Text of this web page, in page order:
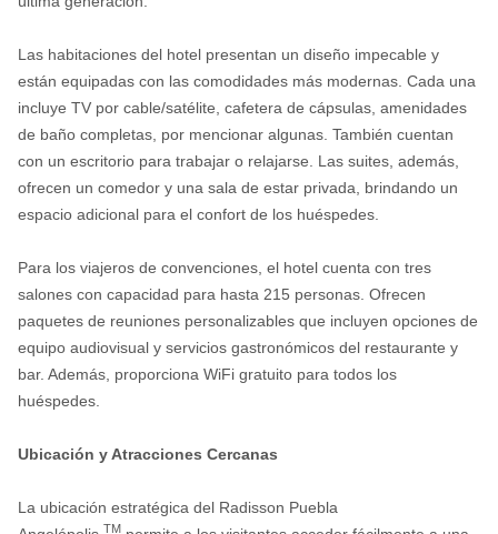
Las habitaciones del hotel presentan un diseño impecable y
están equipadas con las comodidades más modernas. Cada una
incluye TV por cable/satélite, cafetera de cápsulas, amenidades
de baño completas, por mencionar algunas. También cuentan
con un escritorio para trabajar o relajarse. Las suites, además,
ofrecen un comedor y una sala de estar privada, brindando un
espacio adicional para el confort de los huéspedes.
Para los viajeros de convenciones, el hotel cuenta con tres
salones con capacidad para hasta 215 personas. Ofrecen
paquetes de reuniones personalizables que incluyen opciones de
equipo audiovisual y servicios gastronómicos del restaurante y
bar. Además, proporciona WiFi gratuito para todos los
huéspedes.
Ubicación y Atracciones Cercanas
La ubicación estratégica del Radisson Puebla
TM